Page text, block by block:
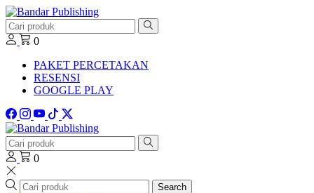
0
PAKET PERCETAKAN
RESENSI
GOOGLE PLAY
0
Search